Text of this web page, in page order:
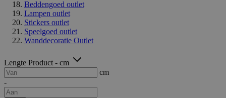
Beddengoed outlet
Lampen outlet
Stickers outlet
Speelgoed outlet
Wanddecoratie Outlet
Lengte Product - cm
cm
-